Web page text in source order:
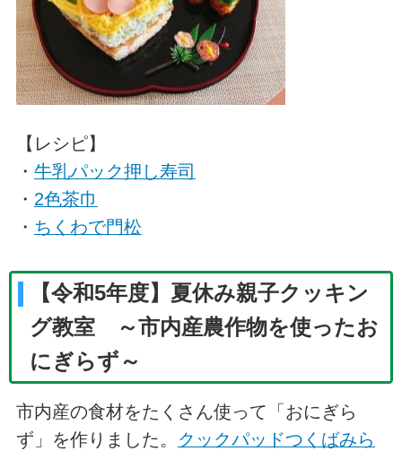
【レシピ】
・ 牛乳パック押し寿司
・ 2色茶巾
・ ちくわで門松
【令和5年度】夏休み親子クッキン
グ教室 ～市内産農作物を使ったお
にぎらず～
市内産の食材をたくさん使って「おにぎら
ず」を作りました。 クックパッドつくばみら